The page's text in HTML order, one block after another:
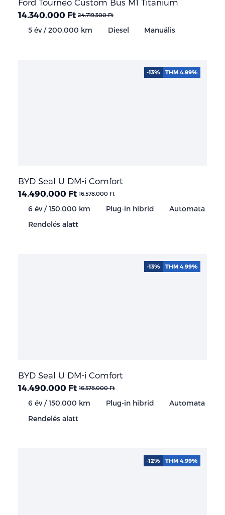
Ford Tourneo Custom Bus M1 Titanium
14.340.000 Ft 24.719.300 Ft
5 év / 200.000 km Diesel Manuális
BYD Seal U DM-i Comfort
14.490.000 Ft 16.578.000 Ft
6 év / 150.000 km Plug-in hibrid
Automata
Rendelés alatt
-13% THM 4.99%
BYD Seal U DM-i Comfort
14.490.000 Ft 16.578.000 Ft
6 év / 150.000 km Plug-in hibrid
Automata
Rendelés alatt
-13% THM 4.99%
-12% THM 4.99%